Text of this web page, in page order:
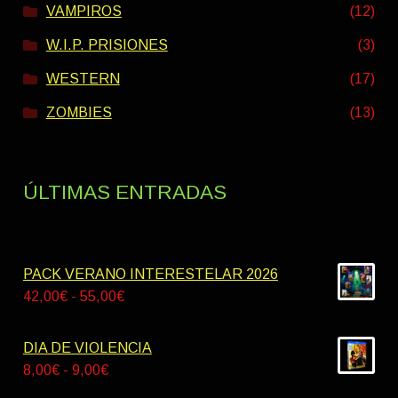
VAMPIROS (12)
W.I.P. PRISIONES (3)
WESTERN (17)
ZOMBIES (13)
ÚLTIMAS ENTRADAS
PACK VERANO INTERESTELAR 2026
42,00€ - 55,00€Rango
precios:
DIA DE VIOLENCIA
8,00€ - 9,00€Rango